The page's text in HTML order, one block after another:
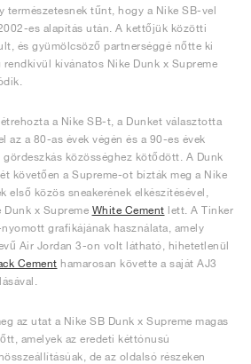
természetesnek tűnt, hogy a Nike SB-vel
es alapítás után. A kettőjük közötti
és gyümölcsöző partnerséggé nőtte ki
rendkívül kívánatos Nike Dunk x Supreme
a Nike SB-t, a Dunket választotta
az a 80-as évek végén és a 90-es évek
közösséghez kötődött. A Dunk
követően a Supreme-ot bízták meg a Nike
első közös sneakerének elkészítésével,
Dunk x Supreme White Cement lett. A Tinker
grafikájának használata, amely
Air Jordan 3-on volt látható, hihetetlenül
Cement hamarosan követte a saját AJ3
az utat a Nike SB Dunk x Supreme magas
amelyek az eredeti kéttónusú
de az oldalsó részeken